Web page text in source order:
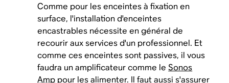
Comme pour les enceintes à fixation en
surface, l'installation d'enceintes
encastrables nécessite en général de
recourir aux services d'un professionnel. Et
comme ces enceintes sont passives, il vous
faudra un amplificateur comme leSonos
Amp pour les alimenter. Il faut aussi s'assurer